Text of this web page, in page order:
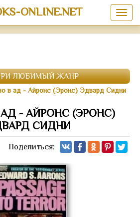
ONLINE.NET
ЛЮБИМЫЙ ЖАНР
в ад - Айронс (Эронс) Эдвард Сидни
- АЙРОНС (ЭРОНС)
СИДНИ
Поделиться: